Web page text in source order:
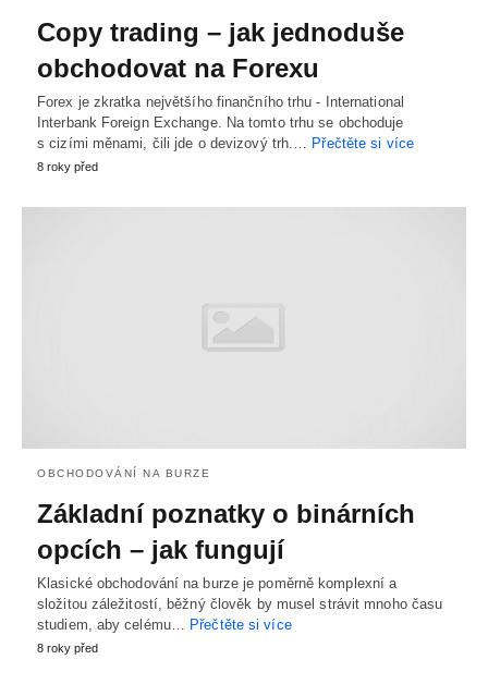
Copy trading – jak jednoduše
obchodovat na Forexu
Forex je zkratka největšího finančního trhu - International
Interbank Foreign Exchange. Na tomto trhu se obchoduje
s cizími měnami, čili jde o devizový trh.… Přečtěte si více
8 roky před
OBCHODOVÁNÍ NA BURZE
Základní poznatky o binárních
opcích – jak fungují
Klasické obchodování na burze je poměrně komplexní a
složitou záležitostí, běžný člověk by musel strávit mnoho času
studiem, aby celému…
Přečtěte si více
8 roky před